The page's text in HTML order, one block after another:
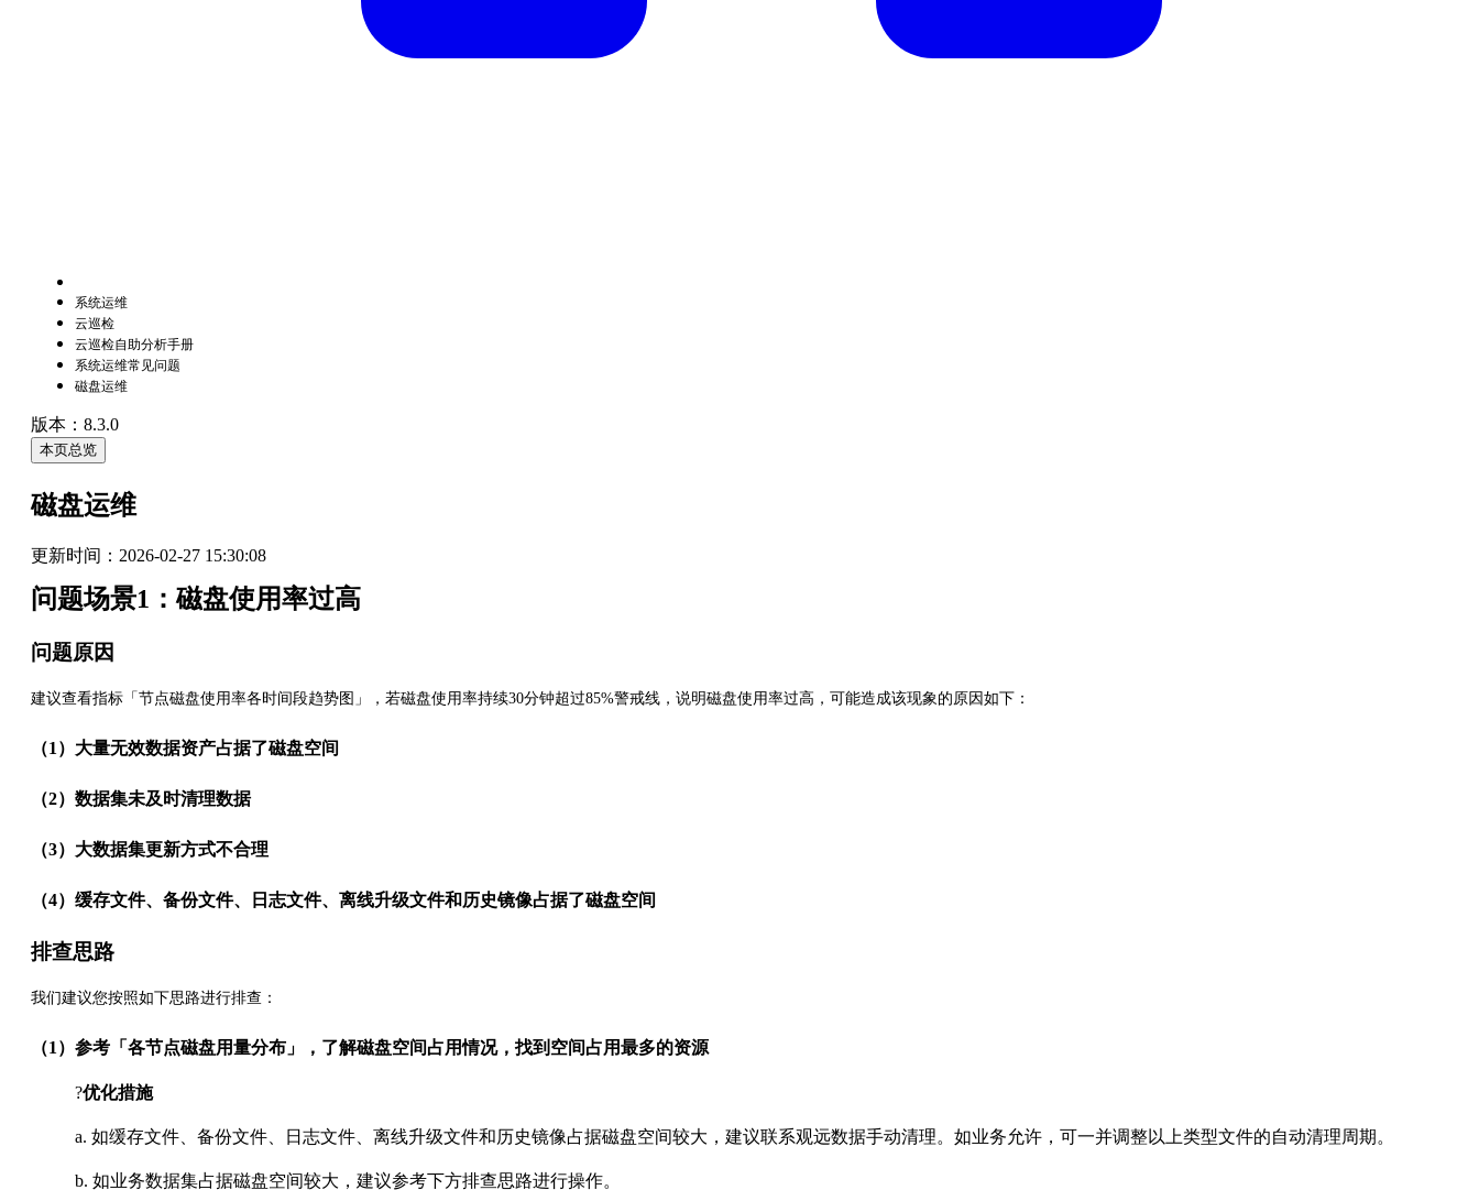
系统运维
云巡检
云巡检自助分析手册
系统运维常见问题
磁盘运维
版本：8.3.0
本页总览
磁盘运维
更新时间： 2026-02-27 15:30:08
问题场景1：磁盘使用率过高
问题原因
建议查看指标「节点磁盘使用率各时间段趋势图」，若磁盘使用率持续30分钟超过85%警戒线，说明磁盘使用率过高，可能造成该现象的原因如下：
（1）大量无效数据资产占据了磁盘空间
（2）数据集未及时清理数据
（3）大数据集更新方式不合理
（4）缓存文件、备份文件、日志文件、离线升级文件和历史镜像占据了磁盘空间
排查思路
我们建议您按照如下思路进行排查：
（1）参考「各节点磁盘用量分布」，了解磁盘空间占用情况，找到空间占用最多的资源
?优化措施
a. 如缓存文件、备份文件、日志文件、离线升级文件和历史镜像占据磁盘空间较大，建议联系观远数据手动清理。如业务允许，可一并调整以上类型文件的自动清理周期。
b. 如业务数据集占据磁盘空间较大，建议参考下方排查思路进行操作。